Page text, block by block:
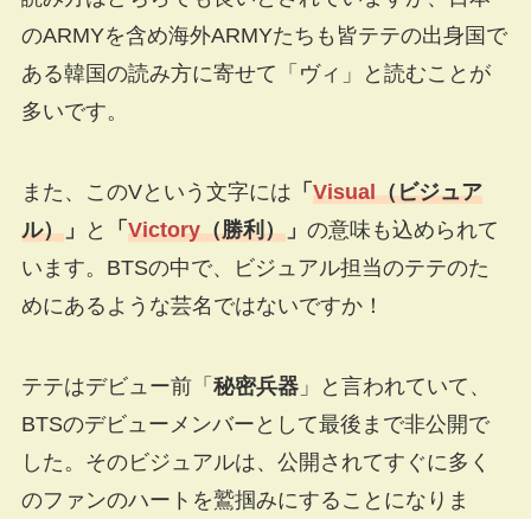
のARMYを含め海外ARMYたちも皆テテの出身国で
ある韓国の読み方に寄せて「ヴィ」と読むことが
多いです。
また、このVという文字には 「 Visual（ビジュア
ル）」 と 「 Victory（勝利）」 の意味も込められて
います。BTSの中で、ビジュアル担当のテテのた
めにあるような芸名ではないですか！
テテはデビュー前「 秘密兵器」と言われていて、
BTSのデビューメンバーとして最後まで非公開で
した。そのビジュアルは、公開されてすぐに多く
のファンのハートを鷲掴みにすることになりま